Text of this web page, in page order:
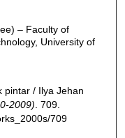
– Faculty of
University of
pintar / Ilya Jehan
2009) . 709.
709